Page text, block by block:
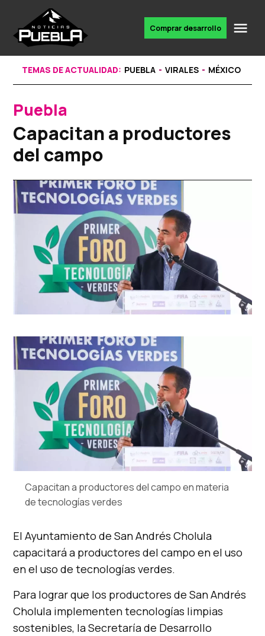
content
noticias
Comprar desarrollo
TEMAS DE ACTUALIDAD: PUEBLA VIRALES MÉXICO
POSTED
IN
Puebla
Capacitan a productores
del campo
Capacitan a productores del campo en materia
de tecnologías verdes
El Ayuntamiento de San Andrés Cholula
capacitará a productores del campo en el uso
en el uso de tecnologías verdes.
Para lograr que los productores de San Andrés
Cholula implementen tecnologías limpias
sostenibles, la Secretaría de Desarrollo